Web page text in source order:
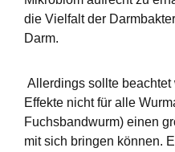
die Vielfalt der
Darm.
Allerdings sollte
Effekte nicht für alle
Fuchsbandwurm) einen
mit sich bringen können.